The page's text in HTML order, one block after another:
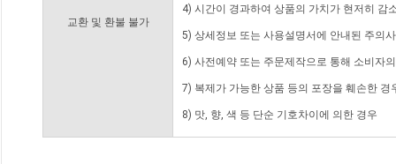
교환 및 환불 불가
4) 시간이 경과하여 상품의 가치가 현저히 감
5) 상세정보 또는 사용설명서에 안내된 주의
6) 사전예약 또는 주문제작으로 통해 소비자
7) 복제가 가능한 상품 등의 포장을 훼손한 경
8) 맛, 향, 색 등 단순 기호차이에 의한 경우